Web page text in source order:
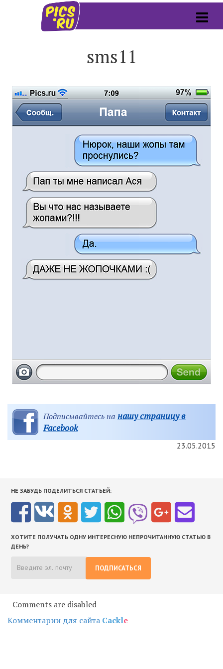
sms11
Подписывайтесь на нашу страницу в
Facebook
23.05.2015
НЕ ЗАБУДЬ ПОДЕЛИТЬСЯ СТАТЬЕЙ:
ХОТИТЕ ПОЛУЧАТЬ ОДНУ ИНТЕРЕСНУЮ НЕПРОЧИТАННУЮ СТАТЬЮ В
ДЕНЬ?
ПОДПИСАТЬСЯ
Comments are disabled
Комментарии для сайта Cackle